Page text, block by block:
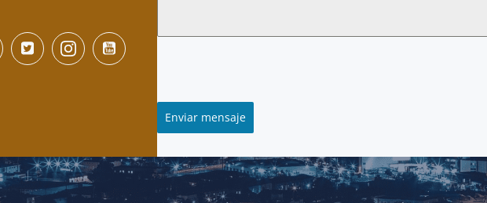
Enviar mensaje